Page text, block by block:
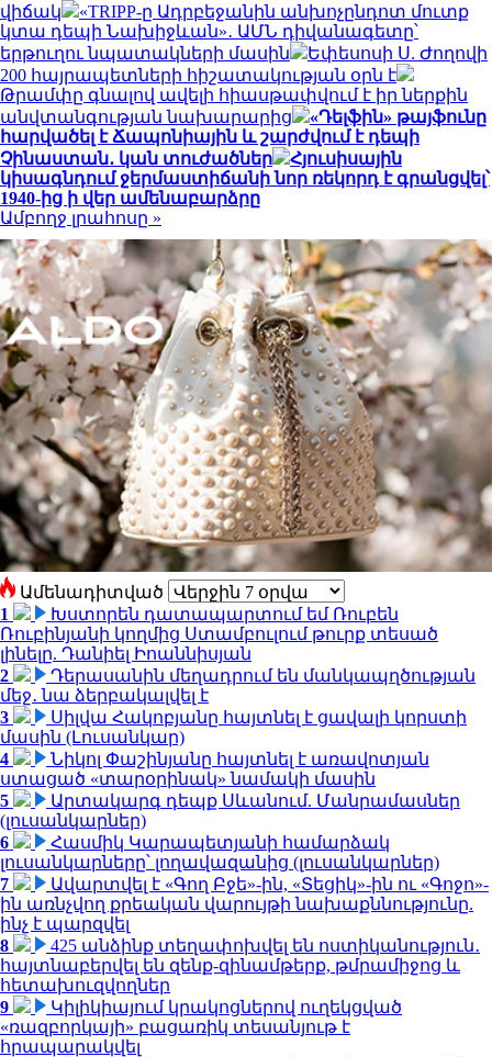
վիճակ
«TRIPP-ը Ադրբեջանին անխոչընդոտ մուտք
կտա դեպի Նախիջևան»․ ԱՄՆ դիվանագետը՝
երթուղու նպատակների մասին
Եփեսոսի Ս. Ժողովի
200 հայրապետների հիշատակության օրն է
Թրամփը գնալով ավելի հիասթափվում է իր ներքին
անվտանգության նախարարից
«Դելֆին» թայֆունը
հարվածել է Ճապոնիային և շարժվում է դեպի
Չինաստան․ կան տուժածներ
Հյուսիսային
կիսագնդում ջերմաստիճանի նոր ռեկորդ է գրանցվել՝
1940-ից ի վեր ամենաբարձրը
Ամբողջ լրահոսը »
Ամենադիտված
1
Խստորեն դատապարտում եմ Ռուբեն
Ռուբինյանի կողմից Ստամբուլում թուրք տեսած
լինելը. Դանիել Իոաննիսյան
2
Դերասանին մեղադրում են մանկապղծության
մեջ․ նա ձերբակալվել է
3
Սիլվա Հակոբյանը հայտնել է ցավալի կորստի
մասին (Լուսանկար)
4
Նիկոլ Փաշինյանը հայտնել է առավոտյան
ստացած «տարօրինակ» նամակի մասին
5
Արտակարգ դեպք Սևանում. Մանրամասներ
(լուսանկարներ)
6
Հասմիկ Կարապետյանի համարձակ
լուսանկարները՝ լողավազանից (լուսանկարներ)
7
Ավարտվել է «Գող Բջե»-ին, «Տեցիկ»-ին ու «Գոջո»-
ին առնչվող քրեական վարույթի նախաքննությունը.
ինչ է պարզվել
8
425 անձինք տեղափոխվել են ոստիկանություն․
հայտնաբերվել են զենք-զինամթերք, թմրամիջոց և
հետախուզվողներ
9
Կիլիկիայում կրակոցներով ուղեկցված
«ռազբորկայի» բացառիկ տեսանյութ է
հրապարակվել